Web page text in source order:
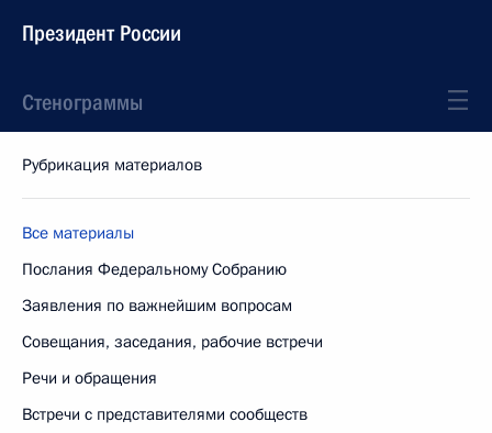
Президент России
Стенограммы
Рубрикация материалов
Все материалы
Послания Федеральному Собранию
Заявления по важнейшим вопросам
Совещания, заседания, рабочие встречи
Речи и обращения
Встречи с представителями сообществ